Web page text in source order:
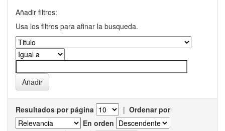
Añadir filtros:
Usa los filtros para afinar la busqueda.
Resultados por página | Ordenar por
En orden